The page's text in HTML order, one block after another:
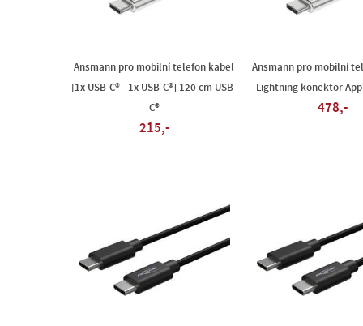
Ansmann pro mobilní telefon kabel
[1x USB-C® - 1x USB-C®] 120 cm USB-
C®
215,-
Ansmann pro mobilní
Lightning konektor
478,-